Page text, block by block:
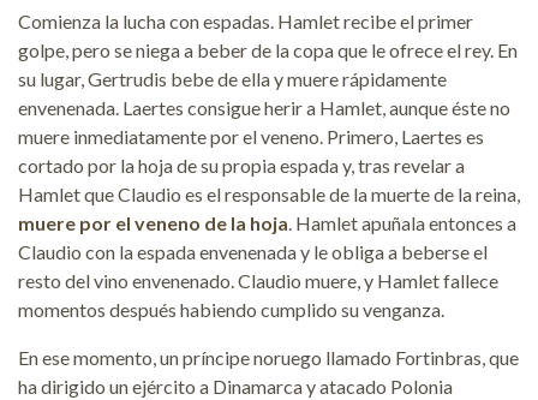
Comienza la lucha con espadas. Hamlet recibe el primer
golpe, pero se niega a beber de la copa que le ofrece el rey. En
su lugar, Gertrudis bebe de ella y muere rápidamente
envenenada. Laertes consigue herir a Hamlet, aunque éste no
muere inmediatamente por el veneno. Primero, Laertes es
cortado por la hoja de su propia espada y, tras revelar a
Hamlet que Claudio es el responsable de la muerte de la reina,
muere por el veneno de la hoja . Hamlet apuñala entonces a
Claudio con la espada envenenada y le obliga a beberse el
resto del vino envenenado. Claudio muere, y Hamlet fallece
momentos después habiendo cumplido su venganza.
En ese momento, un príncipe noruego llamado Fortinbras, que
ha dirigido un ejército a Dinamarca y atacado Polonia